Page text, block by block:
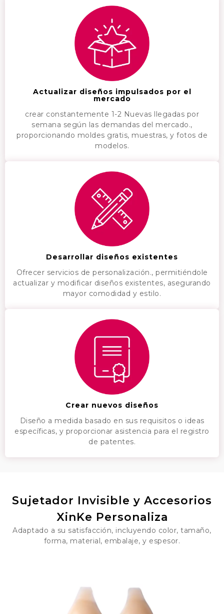
Actualizar diseños impulsados ​​por el
mercado
crear constantemente 1-2 Nuevas llegadas por
semana según las demandas del mercado.,
proporcionando moldes gratis, muestras, y fotos de
modelos.
Desarrollar diseños existentes
Ofrecer servicios de personalización., permitiéndole
actualizar y modificar diseños existentes, asegurando
mayor comodidad y estilo.
Crear nuevos diseños
Diseño a medida basado en sus requisitos o ideas
específicas, y proporcionar asistencia para el registro
de patentes.
Sujetador Invisible y Accesorios
XinKe Personaliza
Adaptado a su satisfacción, incluyendo color, tamaño,
forma, material, embalaje, y espesor.